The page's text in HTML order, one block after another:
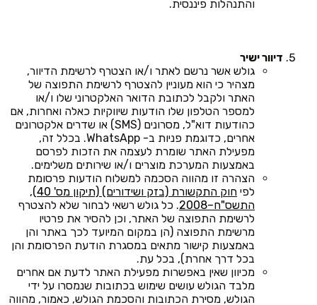
והתנהלות פיננסית.
דיוור ישיר
גולש אשר נרשם לאתר ו/או הצטרף לרשימת הדיוור,
מצהיר כי הוא מעוניין להצטרף לרשימת התפוצה של
האתר ולקבל לכתובת הדואר האלקטרוני שלו ו/או
למספר הטלפון שלו הודעות שיווקיות כאלה ואחרות, אם
כהודעות דוא"ל, מסרונים (SMS) או שדרים אלקטרונים
אחרים, כדוגמת פניות ב- WhatsApp. בכלל זה,
מפעילת האתר שומרת לעצמה את הזכות לפרסם
באמצעות המערכת מוצרים ו/או שירותים משלימים.
הצהרה זו מהווה הסכמה למשלוח הודעות פרסומת
לפי
חוק התקשורת (בזק ושידורים) (תיקון מס' 40),
התשס"ח–2008
. כל גולש רשאי לבחור שלא להצטרף
לרשימת התפוצה של האתר, וכן להסיר את פרטיו
מרשימת התפוצה (הן במקום המיועד לכך באתר והן
באמצעות קישור מתאים במסגרת הודעת הפרסומת והן
בכל דרך אחרת), בכל עת.
מכיוון שאין באפשרות מפעילת האתר לדעת אם אחרים
מלבד הגולש עושים שימוש בכתובות שנמסרו על ידי
הגולש, מסירת הכתובות והסכמת הגולש, כאמור, מהווה